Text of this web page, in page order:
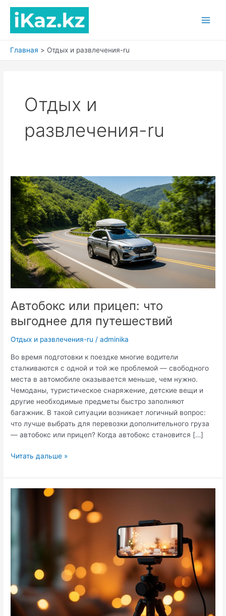
содержимому
Главная Отдых и развлечения-ru
Отдых и
развлечения-ru
Автобокс или прицеп: что
выгоднее для путешествий
Отдых и развлечения-ru /adminika
Во время подготовки к поездке многие водители
сталкиваются с одной и той же проблемой — свободного
места в автомобиле оказывается меньше, чем нужно.
Чемоданы, туристическое снаряжение, детские вещи и
другие необходимые предметы быстро заполняют
багажник. В такой ситуации возникает логичный вопрос:
что лучше выбрать для перевозки дополнительного груза
— автобокс или прицеп? Когда автобокс становится […]
Автобокс
прицеп:
что
для
Читать дальше »